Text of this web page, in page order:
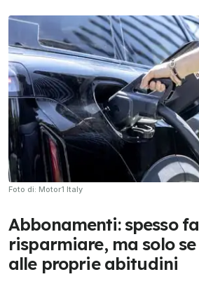
Foto di: Motor1 Italy
Abbonamenti: spesso
risparmiare, ma solo
alle proprie abitudini